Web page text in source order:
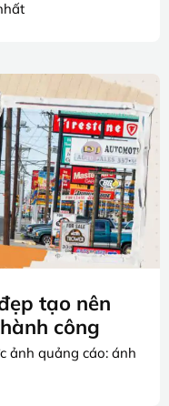
tạo nên
công
ảnh quảng cáo: ánh